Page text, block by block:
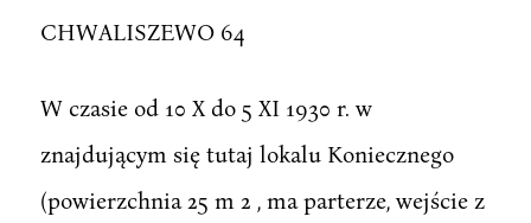
CHWALISZEWO 64
W czasie od 10 X do 5 XI 1930 r. w
znajdującym się tutaj lokalu Koniecznego
(powierzchnia 25 m 2 , ma parterze, wejście z